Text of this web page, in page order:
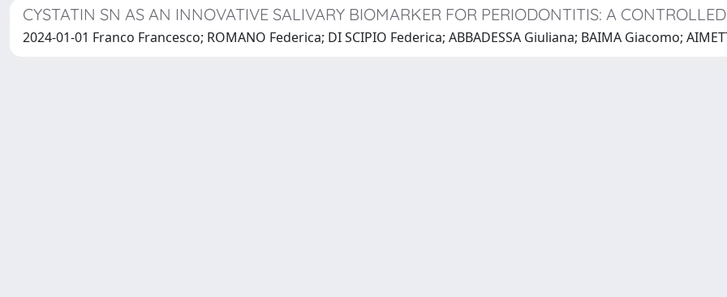
CYSTATIN SN AS AN INNOVATIVE SALIVARY BIOMARKER FOR PERIODONTITIS: A
2024-01-01 Franco Francesco; ROMANO Federica; DI SCIPIO Federica; ABBADESSA Giuliana; BAIMA Giacomo;